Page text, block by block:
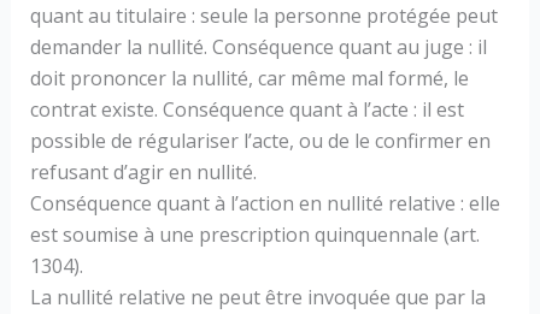
quant au titulaire : seule la personne protégée peut
demander la nullité. Conséquence quant au juge : il
doit prononcer la nullité, car même mal formé, le
contrat existe. Conséquence quant à l’acte : il est
possible de régulariser l’acte, ou de le confirmer en
refusant d’agir en nullité.
Conséquence quant à l’action en nullité relative : elle
est soumise à une prescription quinquennale (art.
1304).
La nullité relative ne peut être invoquée que par la